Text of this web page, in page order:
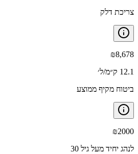
צריכת דלק
₪8,678
12.1 ק״מ/ל׳
ביטוח מקיף ממוצע
₪2000
לנהג יחיד מעל גיל 30